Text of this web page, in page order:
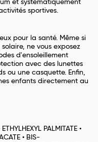
et systématiquement
sportives.
pour la santé. Même si
ne vous exposez
d'ensoleillement
avec des lunettes
ou une casquette. Enfin,
enfants directement au
PALMITATE •
• BIS-